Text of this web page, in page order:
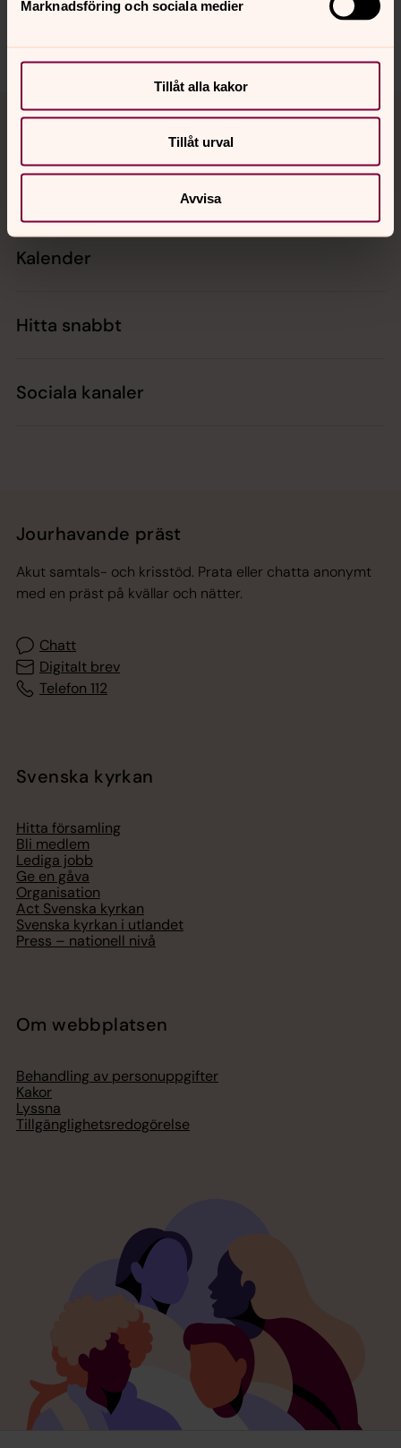
Marknadsföring och sociala medier
Tillåt alla kakor
Tillåt urval
Avvisa
falkenbergs.pastorat@svenskakyrkan.se
Dela
Kalender
Hitta snabbt
Sociala kanaler
Jourhavande präst
Akut samtals- och krisstöd. Prata eller chatta anonymt
med en präst på kvällar och nätter.
Chatt
Digitalt brev
Telefon 112
Svenska kyrkan
Hitta församling
Bli medlem
Lediga jobb
Ge en gåva
Organisation
Act Svenska kyrkan
Svenska kyrkan i utlandet
Press – nationell nivå
Om webbplatsen
Behandling av personuppgifter
Kakor
Lyssna
Tillgänglighetsredogörelse